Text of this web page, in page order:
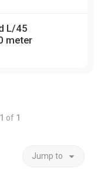
L/45
meter
1 of 1
Jump to